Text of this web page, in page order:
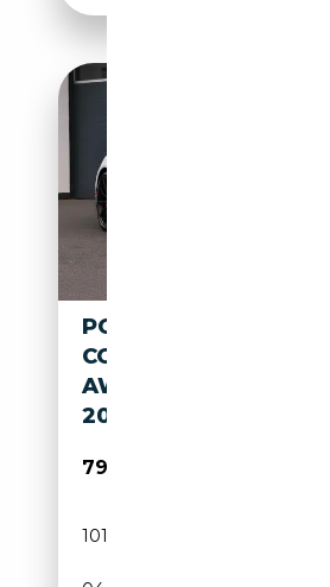
PORSCHE 991 TURBO
COUPÉ
AWD/BOSE/PANO/
20
79 900€
101 067 km